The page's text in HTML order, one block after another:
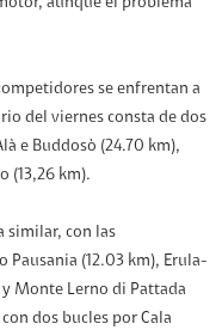
se enfrentan a
del viernes consta de dos
e Buddosò (24.70 km),
(13,26 km).
similar, con las
Pausania (12.03 km), Erula-
y Monte Lerno di Pattada
dos bucles por Cala